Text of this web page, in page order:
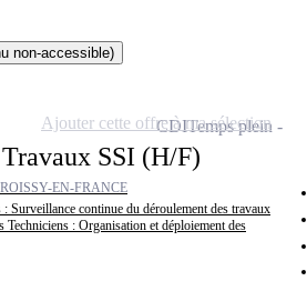
non-accessible)
SSI (H/F)
EN-FRANCE
Surveillance continue du déroulement des travaux
Techniciens : Organisation et déploiement des
CDITemps plein
Ajouter cette offre à ma sélection